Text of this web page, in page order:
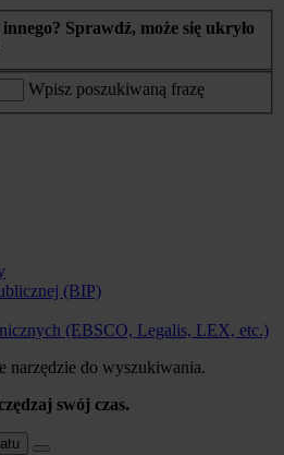
innego? Sprawdź, może się ukryło
Wpisz poszukiwaną frazę
(BIP)
(EBSCO, Legalis, LEX, etc.)
narzędzie do wyszukiwania.
swój czas.